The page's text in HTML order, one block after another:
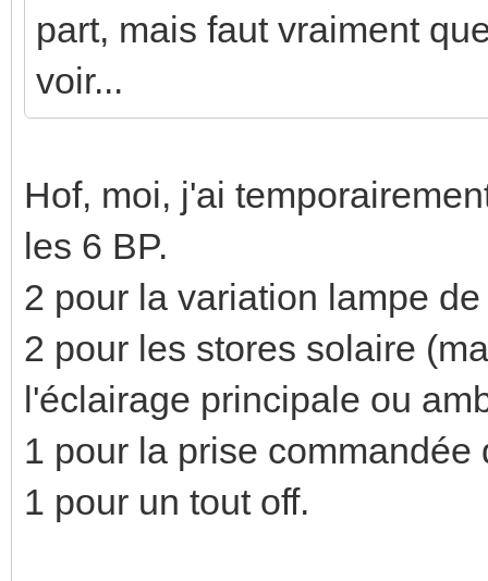
part, mais faut vraiment
voir...
Hof, moi, j'ai
les 6 BP.
2 pour la variation lampe
2 pour les stores solaire
l'éclairage principale ou
1 pour la prise commandée
1 pour un tout off.